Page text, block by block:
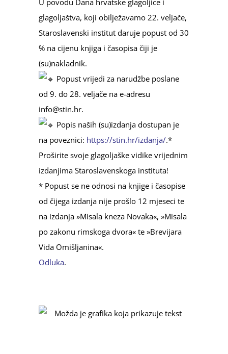
glagoljaštva, koji obilježavamo 22. veljače,
Staroslavenski institut daruje popust od 30
% na cijenu knjiga i časopisa čiji je
(su)nakladnik.
Popust vrijedi za narudžbe poslane
od 9. do 28. veljače na e-adresu
info@stin.hr.
Popis naših (su)izdanja dostupan je
na poveznici: https://stin.hr/izdanja/.*
Proširite svoje glagoljaške vidike vrijednim
izdanjima Staroslavenskoga instituta!
* Popust se ne odnosi na knjige i časopise
od čijega izdanja nije prošlo 12 mjeseci te
na izdanja »Misala kneza Novaka«, »Misala
po zakonu rimskoga dvora« te »Brevijara
Vida Omišljanina«.
Odluka.